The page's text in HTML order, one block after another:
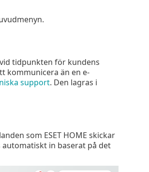
tidpunkten för kundens
kommunicera än en e-
support. Den lagras i
som ESET HOME skickar
in baserat på det